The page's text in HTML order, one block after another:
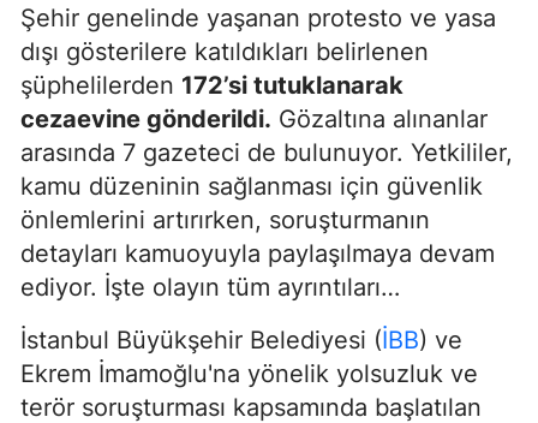
Şehir genelinde yaşanan protesto ve yasa
dışı gösterilere katıldıkları belirlenen
şüphelilerden 172’si tutuklanarak
cezaevine gönderildi. Gözaltına alınanlar
arasında 7 gazeteci de bulunuyor. Yetkililer,
kamu düzeninin sağlanması için güvenlik
önlemlerini artırırken, soruşturmanın
detayları kamuoyuyla paylaşılmaya devam
ediyor. İşte olayın tüm ayrıntıları…
İstanbul Büyükşehir Belediyesi (İBB) ve
Ekrem İmamoğlu'na yönelik yolsuzluk ve
terör soruşturması kapsamında başlatılan